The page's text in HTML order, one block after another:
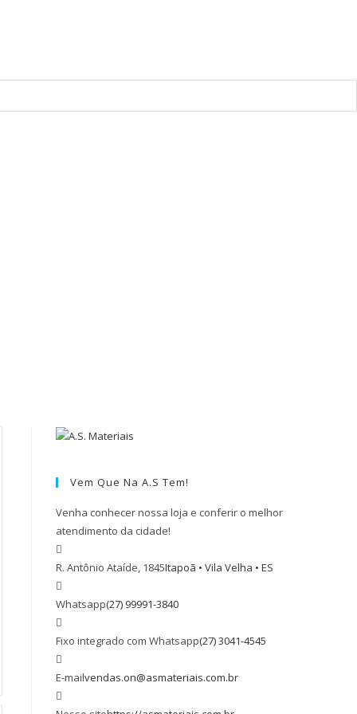
Vem Que Na A.S Tem!
Venha conhecer nossa loja e conferir o melhor
atendimento da cidade!
R. Antônio Ataíde, 1845Itapoã • Vila Velha • ES
Whatsapp(27) 99991-3840Abre
seu
Fixo integrado com Whatsapp(27) 3041-4545
E-mailvendas.on@asmateriais.com.brAbre